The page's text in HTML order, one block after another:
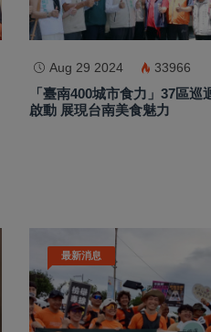
Aug 29 2024 33966
「臺南400城市食力」37區巡
啟動 展現台南美食魅力
最新消息